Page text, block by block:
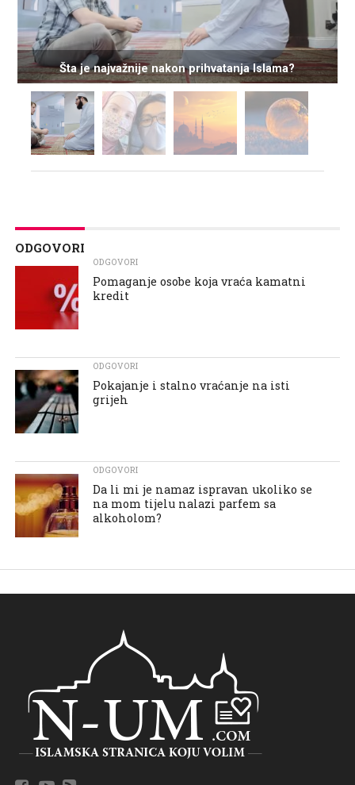
Šta je najvažnije nakon prihvatanja Islama?
ODGOVORI
ODGOVORI
Pomaganje osobe koja vraća kamatni
kredit
ODGOVORI
Pokajanje i stalno vraćanje na isti
grijeh
ODGOVORI
Da li mi je namaz ispravan ukoliko se
na mom tijelu nalazi parfem sa
alkoholom?